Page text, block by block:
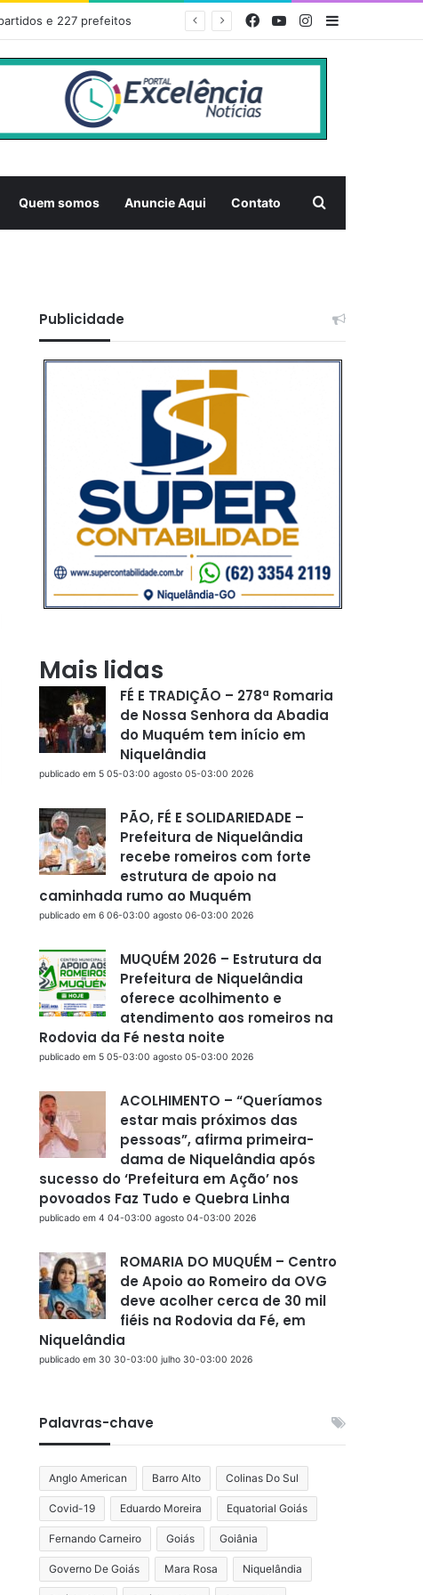
FacebookYouTubeInstagram
Quem somos Anuncie Aqui Contato
Publicidade
Mais lidas
FÉ E TRADIÇÃO – 278ª Romaria
de Nossa Senhora da Abadia
do Muquém tem início em
Niquelândia
publicado em 5 05-03:00 agosto 05-03:00 2026
PÃO, FÉ E SOLIDARIEDADE –
Prefeitura de Niquelândia
recebe romeiros com forte
estrutura de apoio na
caminhada rumo ao Muquém
publicado em 6 06-03:00 agosto 06-03:00 2026
MUQUÉM 2026 – Estrutura da
Prefeitura de Niquelândia
oferece acolhimento e
atendimento aos romeiros na
Rodovia da Fé nesta noite
publicado em 5 05-03:00 agosto 05-03:00 2026
ACOLHIMENTO – “Queríamos
estar mais próximos das
pessoas”, afirma primeira-
dama de Niquelândia após
sucesso do ‘Prefeitura em Ação’ nos
povoados Faz Tudo e Quebra Linha
publicado em 4 04-03:00 agosto 04-03:00 2026
ROMARIA DO MUQUÉM – Centro
de Apoio ao Romeiro da OVG
deve acolher cerca de 30 mil
fiéis na Rodovia da Fé, em
Niquelândia
publicado em 30 30-03:00 julho 30-03:00 2026
Palavras-chave
Anglo American Barro Alto Colinas Do Sul
Covid-19 Eduardo Moreira Equatorial Goiás
Fernando Carneiro Goiás Goiânia
Governo De Goiás Mara Rosa Niquelândia